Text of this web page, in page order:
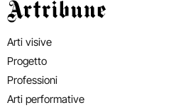
Artribune
Arti visive
Progetto
Professioni
Arti performative